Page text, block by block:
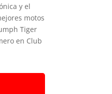
y el
motos
Tiger
en Club